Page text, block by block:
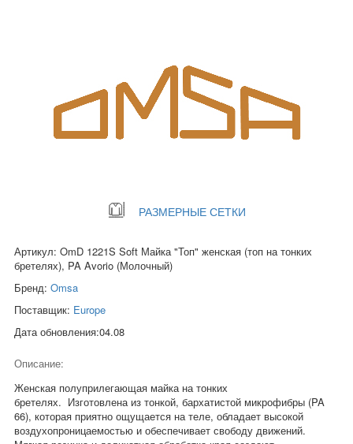
РАЗМЕРНЫЕ СЕТКИ
Артикул: OmD 1221S Soft Майка "Топ" женская (топ на тонких
бретелях), PA Avorio (Молочный)
Бренд: Omsa
Поставщик: Europe
Дата обновления:04.08
Описание:
Женская полуприлегающая майка на тонких
бретелях. Изготовлена из тонкой, бархатистой микрофибры (PA
66), которая приятно ощущается на теле, обладает высокой
воздухопроницаемостью и обеспечивает свободу движений.